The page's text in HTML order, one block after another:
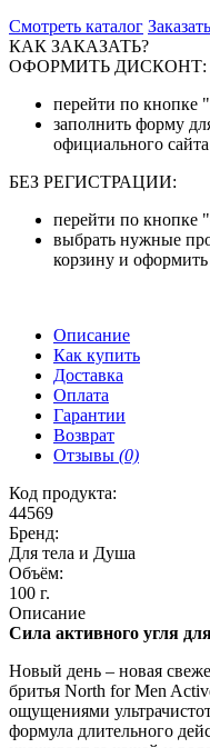
Смотреть каталог Заказать
КАК ЗАКАЗАТЬ?
ОФОРМИТЬ ДИСКОНТ:
перейти по кнопке
заполнить форму
официального
БЕЗ РЕГИСТРАЦИИ:
перейти по кнопке
выбрать нужные
корзину и оформить
Описание
Как купить
Доставка
Оплата
Гарантии
Возврат
Отзывы (0)
Код продукта:
44569
Бренд:
Для тела и Душа
Объём:
100 г.
Описание
Сила активного угля
Новый день – новая
бритья North for Men
ощущениями
формула длительного